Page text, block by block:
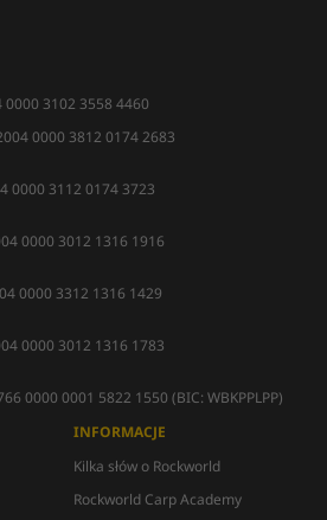
0000 3102 3558 4460
0000 3812 0174 2683
0000 3112 0174 3723
0000 3012 1316 1916
0000 3312 1316 1429
0000 3012 1316 1783
0000 0001 5822 1550 (BIC: WBKPPLPP)
INFORMACJE
Kilka słów o Rockworld
Rockworld Carp Academy